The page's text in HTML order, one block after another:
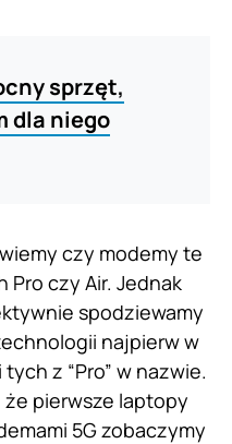
sprzęt,
dla niego
czy modemy te
Pro czy Air. Jednak
spodziewamy
najpierw w
z “Pro” w nazwie.
pierwsze laptopy
5G zobaczymy